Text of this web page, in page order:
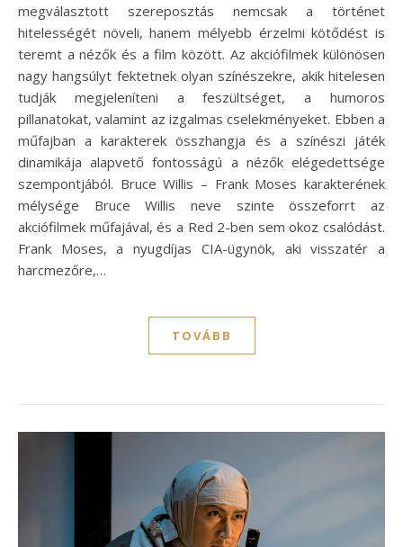
megválasztott szereposztás nemcsak a történet
hitelességét növeli, hanem mélyebb érzelmi kötődést is
teremt a nézők és a film között. Az akciófilmek különösen
nagy hangsúlyt fektetnek olyan színészekre, akik hitelesen
tudják megjeleníteni a feszültséget, a humoros
pillanatokat, valamint az izgalmas cselekményeket. Ebben a
műfajban a karakterek összhangja és a színészi játék
dinamikája alapvető fontosságú a nézők elégedettsége
szempontjából. Bruce Willis – Frank Moses karakterének
mélysége Bruce Willis neve szinte összeforrt az
akciófilmek műfajával, és a Red 2-ben sem okoz csalódást.
Frank Moses, a nyugdíjas CIA-ügynök, aki visszatér a
harcmezőre,…
TOVÁBB